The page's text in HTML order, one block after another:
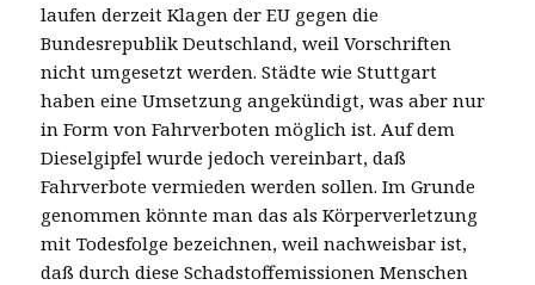
laufen derzeit Klagen der EU gegen die
Bundesrepublik Deutschland, weil Vorschriften
nicht umgesetzt werden. Städte wie Stuttgart
haben eine Umsetzung angekündigt, was aber nur
in Form von Fahrverboten möglich ist. Auf dem
Dieselgipfel wurde jedoch vereinbart, daß
Fahrverbote vermieden werden sollen. Im Grunde
genommen könnte man das als Körperverletzung
mit Todesfolge bezeichnen, weil nachweisbar ist,
daß durch diese Schadstoffemissionen Menschen